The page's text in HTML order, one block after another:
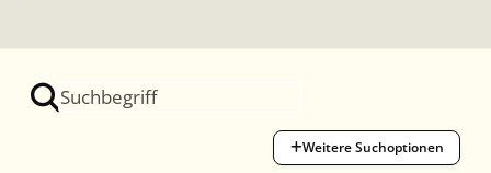
Weitere Suchoptionen